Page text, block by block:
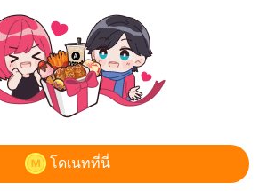
โดเนทที่นี่